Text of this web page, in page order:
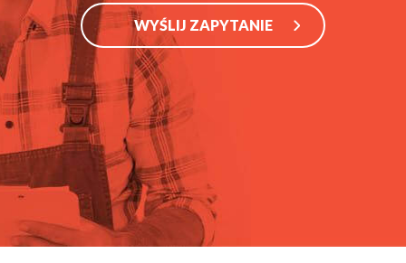
WYŚLIJ ZAPYTANIE